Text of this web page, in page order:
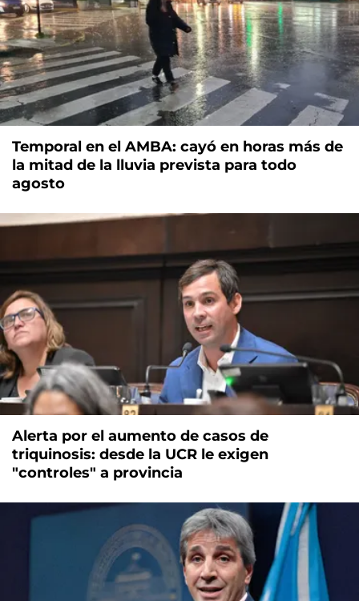
Temporal en el AMBA: cayó en horas más de
la mitad de la lluvia prevista para todo
agosto
Alerta por el aumento de casos de
triquinosis: desde la UCR le exigen
"controles" a provincia